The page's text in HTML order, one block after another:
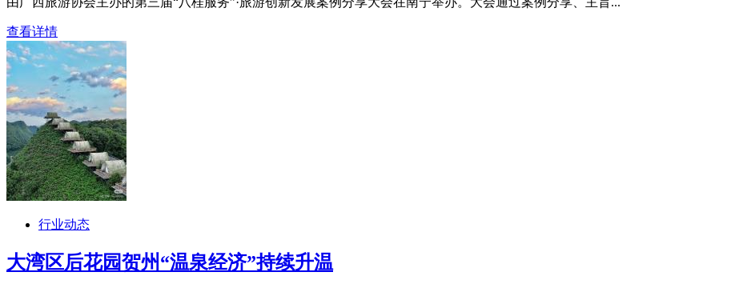
查看详情
行业动态
大湾区后花园贺州“温泉经济”持续升温